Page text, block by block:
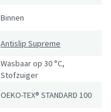
Binnen
Antislip Supreme
Wasbaar op 30 °C,
Stofzuiger
OEKO-TEX® STANDARD 100